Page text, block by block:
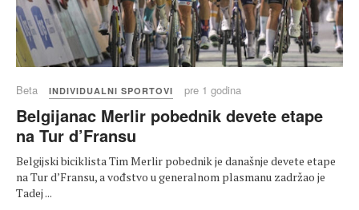
Beta INDIVIDUALNI SPORTOVI pre 1 godina
Belgijanac Merlir pobednik devete etape
na Tur d’Fransu
Belgijski biciklista Tim Merlir pobednik je današnje devete etape
na Tur d’Fransu, a vođstvo u generalnom plasmanu zadržao je
Tadej ...